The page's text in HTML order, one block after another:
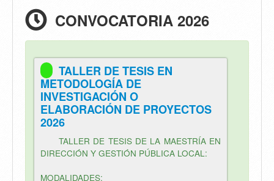
CONVOCATORIA 2026
TALLER DE TESIS EN
METODOLOGÍA DE
INVESTIGACIÓN O
ELABORACIÓN DE PROYECTOS
2026
TALLER DE TESIS DE LA MAESTRÍA EN
DIRECCIÓN Y GESTIÓN PÚBLICA LOCAL:
MODALIDADES: